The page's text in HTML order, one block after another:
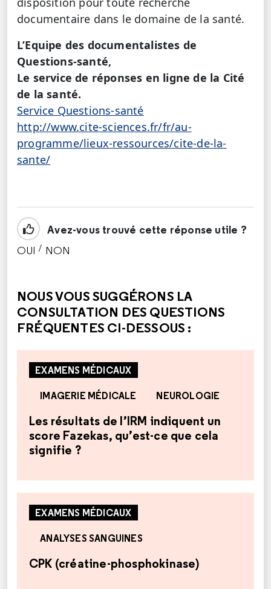
documentaire dans le domaine de la santé.
L’Equipe des documentalistes de
Questions-santé,
Le service de réponses en ligne de la Cité
de la santé.
Service Questions-santé
http://www.cite-sciences.fr/fr/au-
programme/lieux-ressources/cite-de-la-
sante/
Avez-vous trouvé cette réponse utile ?
OUI / NON
NOUS VOUS SUGGÉRONS LA
CONSULTATION DES QUESTIONS
FRÉQUENTES CI-DESSOUS :
EXAMENS MÉDICAUX
IMAGERIE MÉDICALE NEUROLOGIE
Les résultats de l’IRM indiquent un
score Fazekas, qu’est-ce que cela
signifie ?
EXAMENS MÉDICAUX
ANALYSES SANGUINES
CPK (créatine-phosphokinase)